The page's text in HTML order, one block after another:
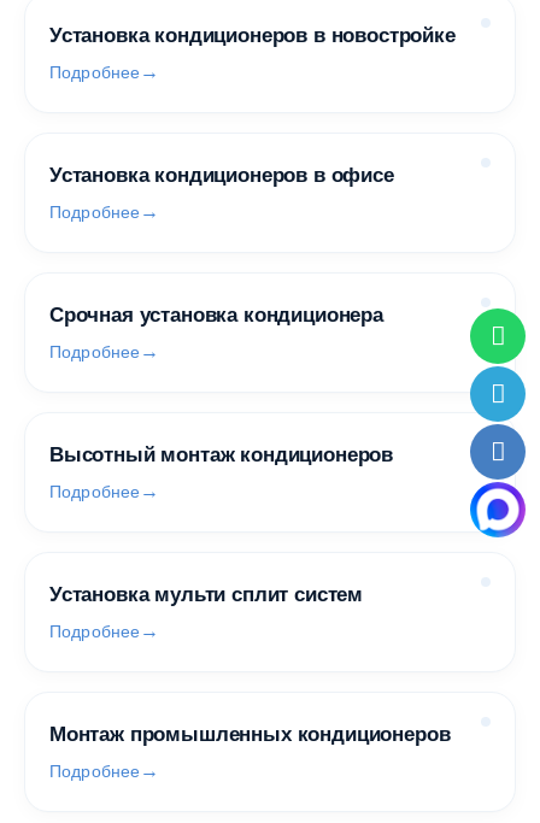
Установка кондиционеров в новостройке
Подробнее
Установка кондиционеров в офисе
Подробнее
Срочная установка кондиционера
Подробнее
Высотный монтаж кондиционеров
Подробнее
Установка мульти сплит систем
Подробнее
Монтаж промышленных кондиционеров
Подробнее